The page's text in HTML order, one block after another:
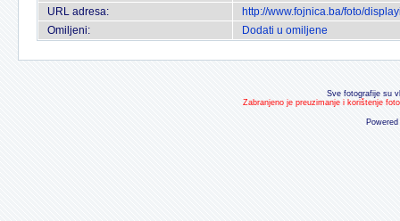
URL adresa:
http://www.fojnica.ba/foto/
Omiljeni:
Dodati u omiljene
Sve fotografije su
Zabranjeno je preuzimanje i korištenje